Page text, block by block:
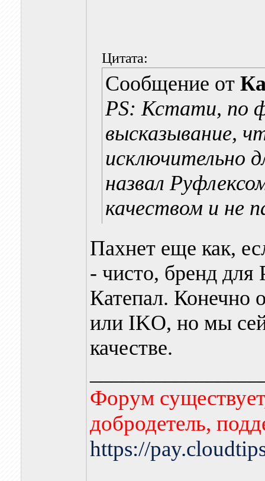
Цитата:
Сообщение от
PS: Кстати, по
высказывание,
исключительно
назвал
качеством и не
Пахнет еще как,
- чисто, бренд для
Катепал. Конечно
или IKO, но мы
качестве.
Форум
добродетель,
https://